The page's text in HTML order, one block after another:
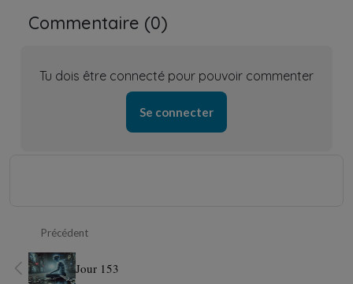
Commentaire (0)
Tu dois être connecté pour pouvoir commenter
Se connecter
Précédent
Jour 153